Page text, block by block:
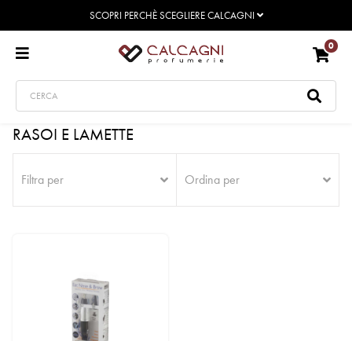
SCOPRI PERCHÈ SCEGLIERE CALCAGNI
0
RASOI E LAMETTE
Filtra per Ordina per